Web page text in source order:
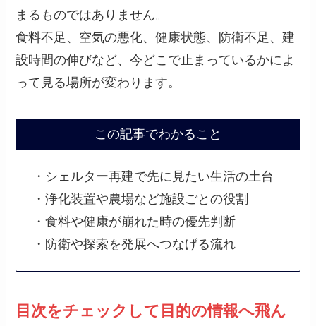
まるものではありません。
食料不足、空気の悪化、健康状態、防衛不足、建
設時間の伸びなど、今どこで止まっているかによ
って見る場所が変わります。
この記事でわかること
・シェルター再建で先に見たい生活の土台
・浄化装置や農場など施設ごとの役割
・食料や健康が崩れた時の優先判断
・防衛や探索を発展へつなげる流れ
目次をチェックして目的の情報へ飛ん